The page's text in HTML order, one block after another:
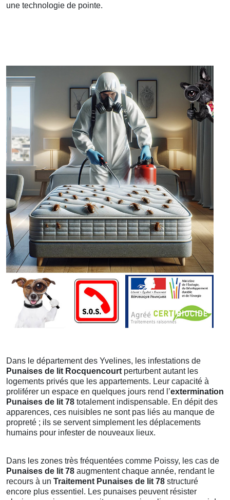
une technologie de pointe.
Dans le département des Yvelines, les infestations de
Punaises de lit Rocquencourtperturbent autant les
logements privés que les appartements. Leur capacité à
proliférer un espace en quelques jours rend l’extermination
Punaises de lit 78 totalement indispensable. En dépit des
apparences, ces nuisibles ne sont pas liés au manque de
propreté ; ils se servent simplement les déplacements
humains pour infester de nouveaux lieux.
Dans les zones très fréquentées comme Poissy, les cas de
Punaises de lit 78 augmentent chaque année, rendant le
recours à un Traitement Punaises de lit 78 structuré
encore plus essentiel. Les punaises peuvent résister